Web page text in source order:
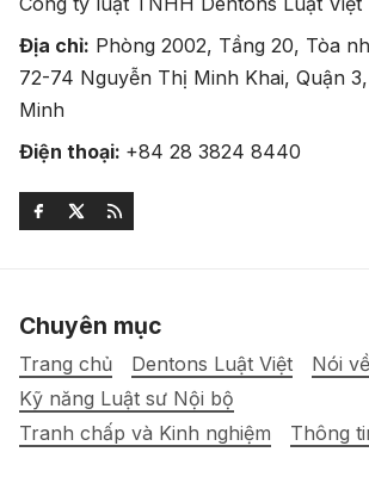
Địa chỉ: Phòng 2002, Tầng 20, Tòa
72-74 Nguyễn Thị Minh Khai, Quận
Minh
Điện thoại: +84 28 3824 8440
Chuyên mục
Trang chủ Dentons Luật Việt
Nói
Kỹ năng Luật sư Nội bộ
Tranh chấp và Kinh nghiệm
Thông